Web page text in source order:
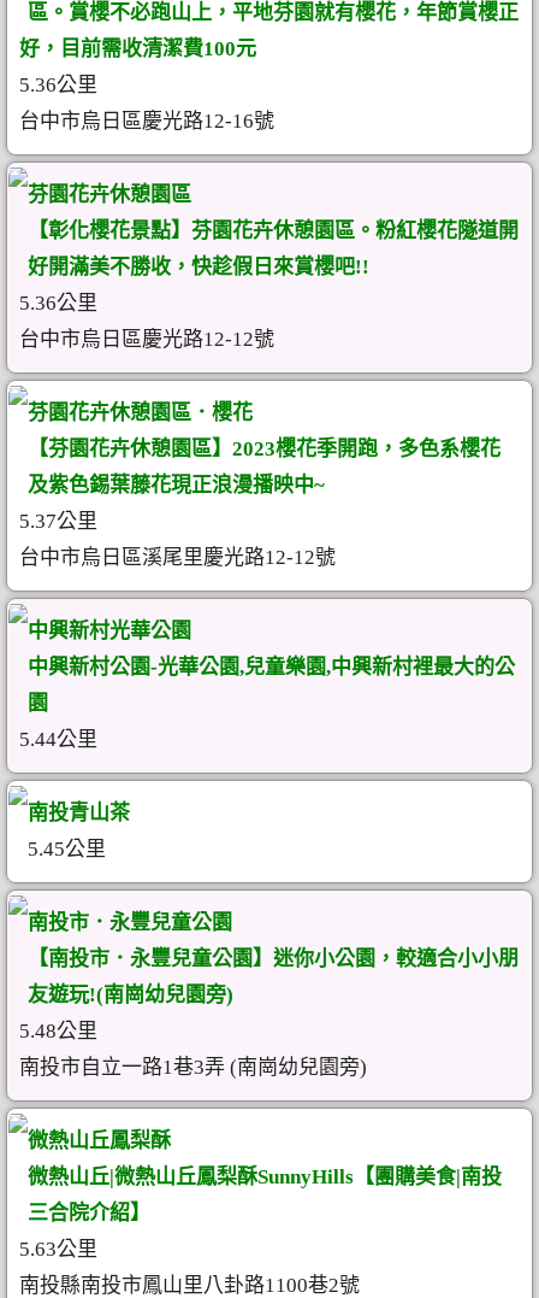
區。賞櫻不必跑山上，平地芬園就有櫻花，年節賞櫻正
好，目前需收清潔費100元
5.36公里
台中市烏日區慶光路12-16號
芬園花卉休憩園區
【彰化櫻花景點】芬園花卉休憩園區。粉紅櫻花隧道開
好開滿美不勝收，快趁假日來賞櫻吧!!
5.36公里
台中市烏日區慶光路12-12號
芬園花卉休憩園區．櫻花
【芬園花卉休憩園區】2023櫻花季開跑，多色系櫻花
及紫色錫葉藤花現正浪漫播映中~
5.37公里
台中市烏日區溪尾里慶光路12-12號
中興新村光華公園
中興新村公園-光華公園,兒童樂園,中興新村裡最大的公
園
5.44公里
南投青山茶
5.45公里
南投市．永豐兒童公園
【南投市．永豐兒童公園】迷你小公園，較適合小小朋
友遊玩!(南崗幼兒園旁)
5.48公里
南投市自立一路1巷3弄 (南崗幼兒園旁)
微熱山丘鳳梨酥
微熱山丘|微熱山丘鳳梨酥SunnyHills【團購美食|南投
三合院介紹】
5.63公里
南投縣南投市鳳山里八卦路1100巷2號